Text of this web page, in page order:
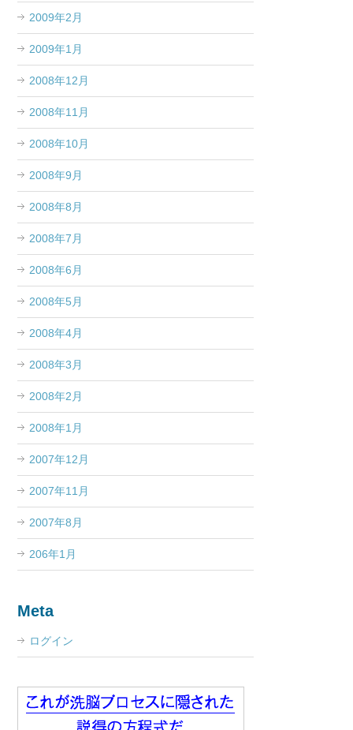
2009年2月
2009年1月
2008年12月
2008年11月
2008年10月
2008年9月
2008年8月
2008年7月
2008年6月
2008年5月
2008年4月
2008年3月
2008年2月
2008年1月
2007年12月
2007年11月
2007年8月
206年1月
Meta
ログイン